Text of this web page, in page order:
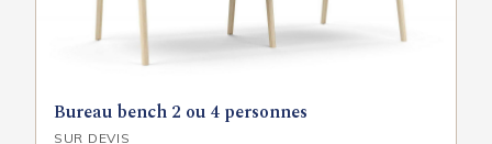
Bureau bench 2 ou 4 personnes
SUR DEVIS